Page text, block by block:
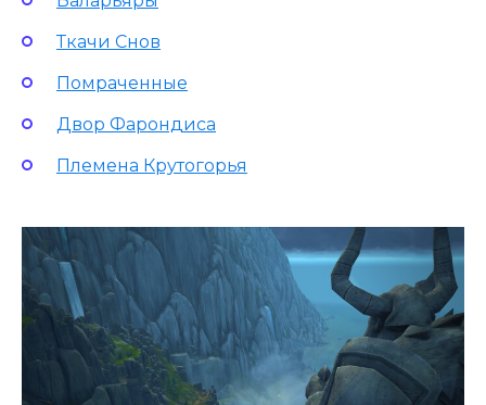
Ткачи Снов
Помраченные
Двор Фарондиса
Племена Крутогорья